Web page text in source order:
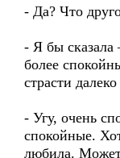
- Да? Что
- Я бы сказала
более
страсти
- Угу, очень
спокойные.
любила.